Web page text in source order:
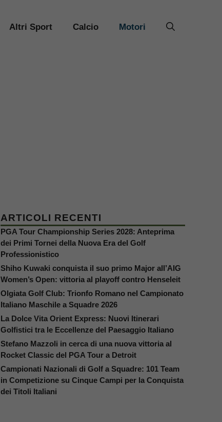
Altri Sport Calcio Motori
ARTICOLI RECENTI
PGA Tour Championship Series 2028: Anteprima
dei Primi Tornei della Nuova Era del Golf
Professionistico
Shiho Kuwaki conquista il suo primo Major all’AIG
Women’s Open: vittoria al playoff contro Henseleit
Olgiata Golf Club: Trionfo Romano nel Campionato
Italiano Maschile a Squadre 2026
La Dolce Vita Orient Express: Nuovi Itinerari
Golfistici tra le Eccellenze del Paesaggio Italiano
Stefano Mazzoli in cerca di una nuova vittoria al
Rocket Classic del PGA Tour a Detroit
Campionati Nazionali di Golf a Squadre: 101 Team
in Competizione su Cinque Campi per la Conquista
dei Titoli Italiani